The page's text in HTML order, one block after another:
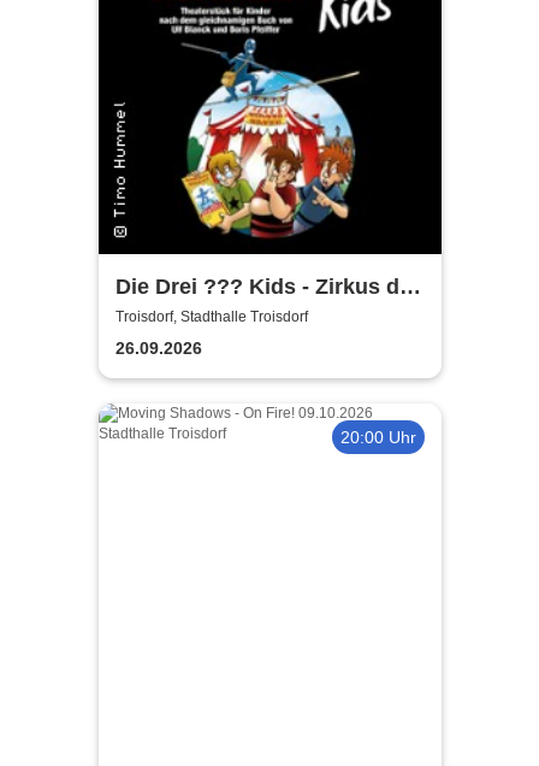
Die Drei ??? Kids - Zirkus der
Rätsel
Troisdorf, Stadthalle Troisdorf
26.09.2026
20:00 Uhr